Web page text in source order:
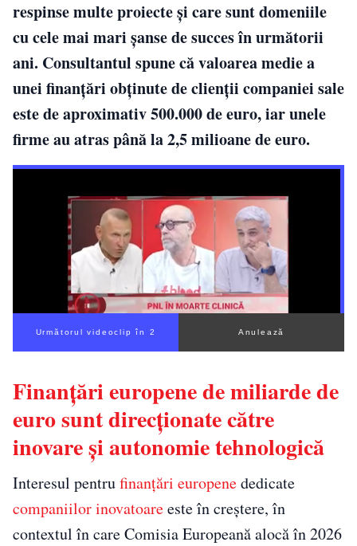
respinse multe proiecte și care sunt domeniile
cu cele mai mari șanse de succes în următorii
ani. Consultantul spune că valoarea medie a
unei finanțări obținute de clienții companiei sale
este de aproximativ 500.000 de euro, iar unele
firme au atras până la 2,5 milioane de euro.
Următorul videoclip în 1 Anulează
Finanțări europene de miliarde de
euro sunt direcționate către
inovare și autonomie tehnologică
Interesul pentrufinanțări europenededicate
companiilor inovatoareeste în creștere, în
contextul în care Comisia Europeană alocă în 2026